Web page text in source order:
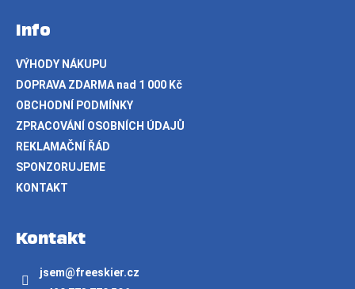
Info
VÝHODY NÁKUPU
DOPRAVA ZDARMA nad 1 000 Kč
OBCHODNÍ PODMÍNKY
ZPRACOVÁNÍ OSOBNÍCH ÚDAJŮ
REKLAMAČNÍ ŘÁD
SPONZORUJEME
KONTAKT
Kontakt
jsem@freeskier.cz